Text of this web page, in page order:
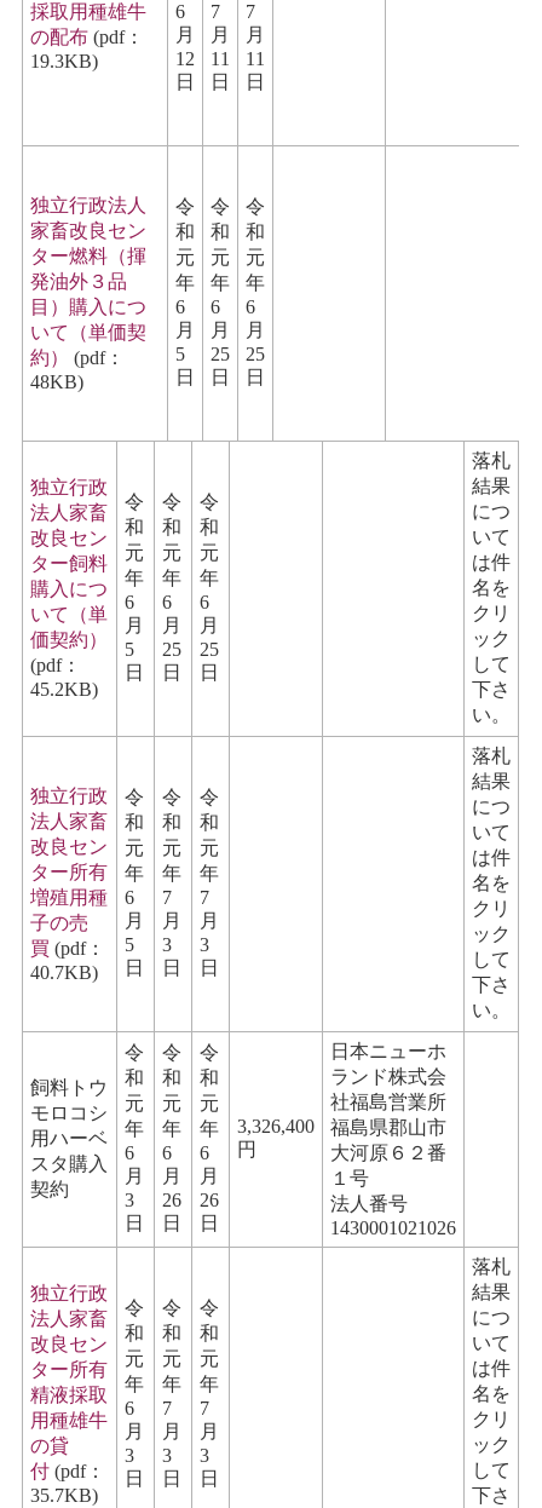
採取用種雄牛
の配布 (pdf：
19.3KB)
6
月
12
日
7
月
11
日
7
月
11
日
独立行政法人
家畜改良セン
ター燃料（揮
発油外３品
目）購入につ
いて（単価契
約）
(pdf：
48KB)
令
和
元
年
6
月
5
日
令
和
元
年
6
月
25
日
令
和
元
年
6
月
25
日
独立行政
法人家畜
改良セン
ター飼料
購入につ
いて（単
価契約）
(pdf：
45.2KB)
令
和
元
年
6
月
5
日
令
和
元
年
6
月
25
日
令
和
元
年
6
月
25
日
落札
結果
につ
いて
は件
名を
クリ
ック
して
下さ
い。
独立行政
法人家畜
改良セン
ター所有
増殖用種
子の売
買 (pdf：
40.7KB)
令
和
元
年
6
月
5
日
令
和
元
年
7
月
3
日
令
和
元
年
7
月
3
日
落札
結果
につ
いて
は件
名を
クリ
ック
して
下さ
い。
飼料トウ
モロコシ
用ハーベ
スタ購入
契約
令
和
元
年
6
月
3
日
令
和
元
年
6
月
26
日
令
和
元
年
6
月
26
日
3,326,400
円
日本ニューホ
ランド株式会
社福島営業所
福島県郡山市
大河原６２番
１号
法人番号
1430001021026
独立行政
法人家畜
改良セン
ター所有
精液採取
用種雄牛
の貸
付 (pdf：
35.7KB)
令
和
元
年
6
月
3
日
令
和
元
年
7
月
3
日
令
和
元
年
7
月
3
日
落札
結果
につ
いて
は件
名を
クリ
ック
して
下さ